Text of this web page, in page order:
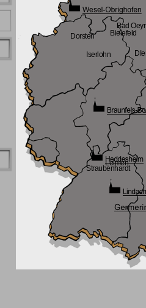
Bad
Bielefeld
Dorsten
Iserlohn
Leimen
Straubenhardt